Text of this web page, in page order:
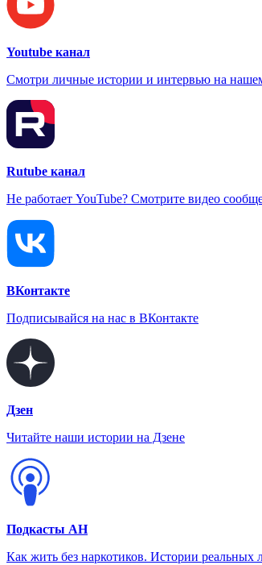
Youtube канал
Смотри личные истории и интервью на
Rutube канал
Не работает YouTube? Смотрите видео
ВКонтакте
Подписывайся на нас в ВКонтакте
Дзен
Читайте наши истории на Дзене
Подкасты АН
Как жить без наркотиков. Истории реальных